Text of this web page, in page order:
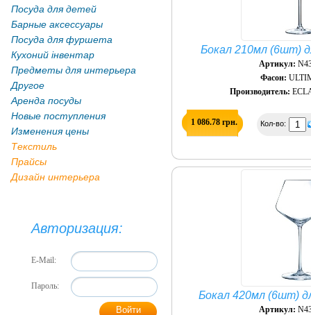
Посуда для детей
Барные аксессуары
Посуда для фуршета
Кухоний інвентар
Предметы для интерьера
Другое
Аренда посуды
Новые поступления
Изменения цены
Текстиль
Прайсы
Дизайн интерьера
Авторизация:
E-Mail:
Пароль:
Бокал 210мл (6шт)
Артикул:
Фасон:
Производитель:
1 086.78 грн. Кол-во:
Бокал 420мл (6шт)
Артикул: